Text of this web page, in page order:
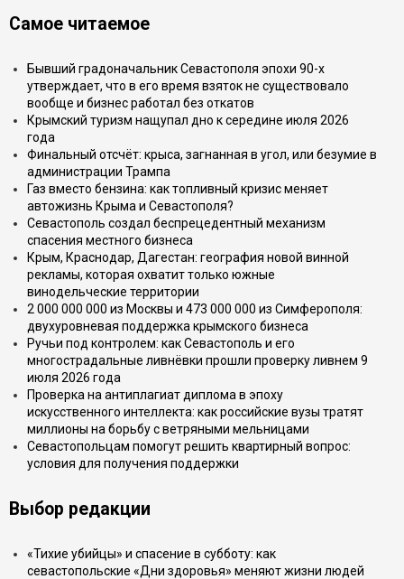
Самое читаемое
Бывший градоначальник Севастополя эпохи 90-х
утверждает, что в его время взяток не существовало
вообще и бизнес работал без откатов
Крымский туризм нащупал дно к середине июля 2026
года
Финальный отсчёт: крыса, загнанная в угол, или безумие в
администрации Трампа
Газ вместо бензина: как топливный кризис меняет
автожизнь Крыма и Севастополя?
Севастополь создал беспрецедентный механизм
спасения местного бизнеса
Крым, Краснодар, Дагестан: география новой винной
рекламы, которая охватит только южные
винодельческие территории
2 000 000 000 из Москвы и 473 000 000 из Симферополя:
двухуровневая поддержка крымского бизнеса
Ручьи под контролем: как Севастополь и его
многострадальные ливнёвки прошли проверку ливнем 9
июля 2026 года
Проверка на антиплагиат диплома в эпоху
искусственного интеллекта: как российские вузы тратят
миллионы на борьбу с ветряными мельницами
Севастопольцам помогут решить квартирный вопрос:
условия для получения поддержки
Выбор редакции
«Тихие убийцы» и спасение в субботу: как
севастопольские «Дни здоровья» меняют жизни людей